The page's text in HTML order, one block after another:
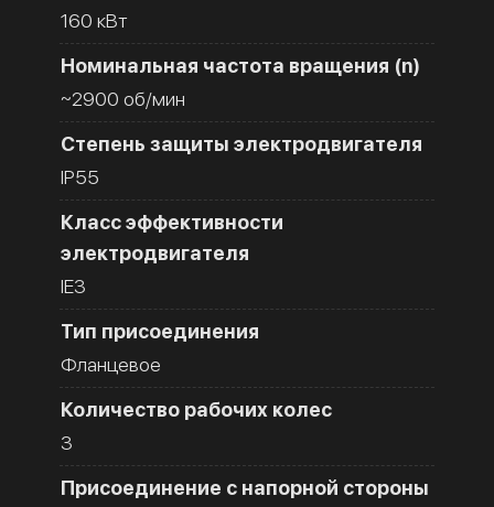
160 кВт
Номинальная частота вращения (n)
~2900 об/мин
Степень защиты электродвигателя
IP55
Класс эффективности
электродвигателя
IE3
Тип присоединения
Фланцевое
Количество рабочих колес
3
Присоединение с напорной стороны